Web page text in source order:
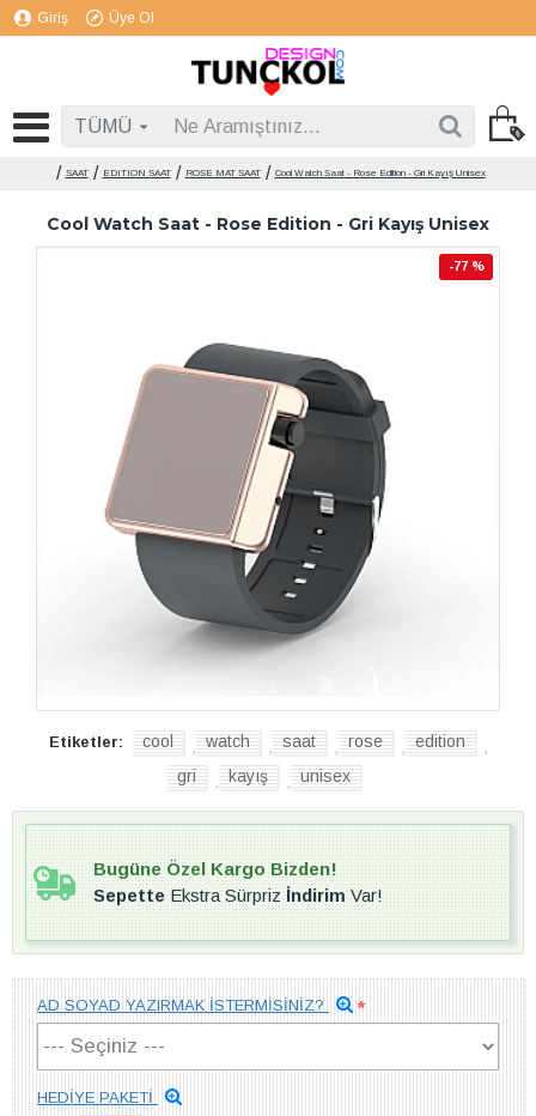
Giriş Üye Ol
TÜMÜ
SAAT EDITION SAAT ROSE MAT SAAT Cool Watch Saat - Rose Edition - Gri Kayış Unisex
Cool Watch Saat - Rose Edition - Gri Kayış Unisex
-77 %
Etiketler: cool watch saat rose edition
gri kayış unisex
AD SOYAD YAZIRMAK İSTERMİSİNİZ?
HEDİYE PAKETİ
Bugüne Özel Kargo Bizden!
SepetteEkstra SürprizİndirimVar!